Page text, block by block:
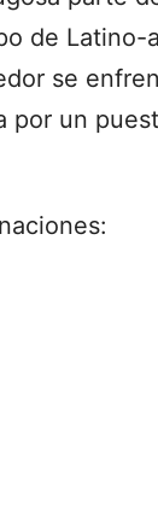
de Latino-
se
por un